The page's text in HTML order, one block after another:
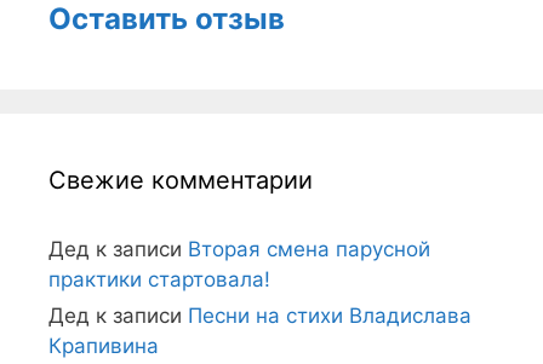
Оставить отзыв
Свежие комментарии
Дед к записи Вторая смена парусной
практики стартовала!
Дед к записи Песни на стихи Владислава
Крапивина